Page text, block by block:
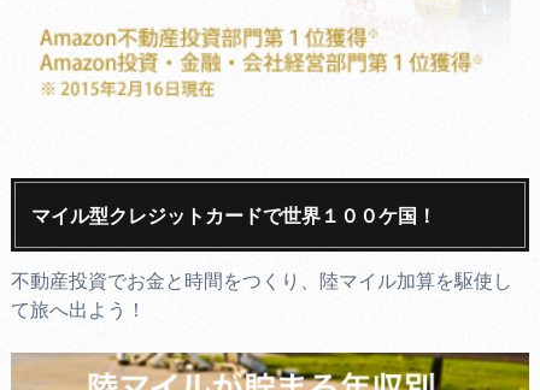
マイル型クレジットカードで世界１００ケ国！
不動産投資でお金と時間をつくり、陸マイル加算を駆使し
て旅へ出よう！